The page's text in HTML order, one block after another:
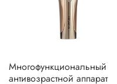
Многофункциональный
антивозрастной аппарат